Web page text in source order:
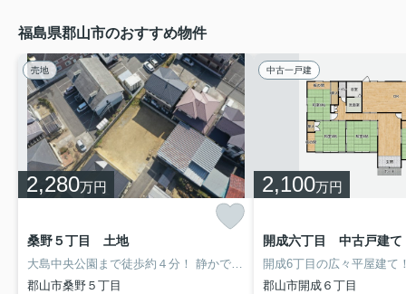
福島県郡山市のおすすめ物件
売地
2,280万円
桑野５丁目 土地
大島中央公園まで徒歩約４分！
静かで便利な住宅地にある物件！敷地広々８７坪！
郡山市桑野５丁目
中古一戸建
2,100万円
開成六丁目 中古戸建て
郡山市開成６丁目